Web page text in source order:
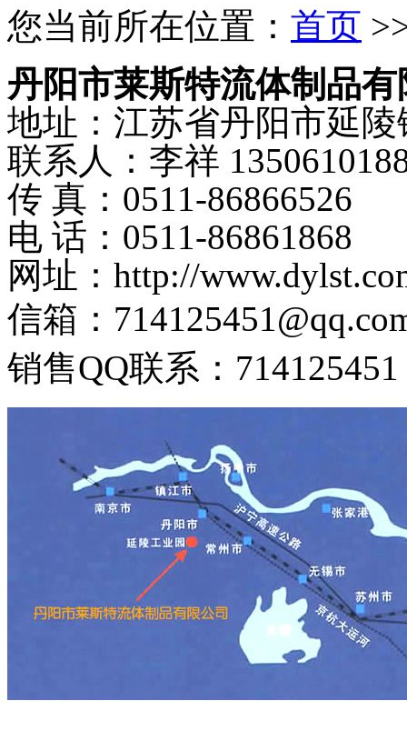
您当前所在位置： 首页
丹阳市莱斯特流体制品有
地址：江苏省丹阳市延
联系人：李祥
传 真：0511-86866526
电 话：0511-86861868
网址：http://
信箱：
销售QQ联系：714125451